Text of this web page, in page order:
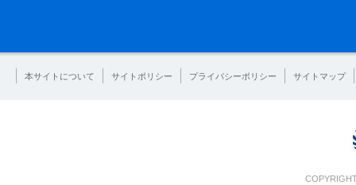
本サイトについて サイトポリシー プライバシーポリシー サイトマップ